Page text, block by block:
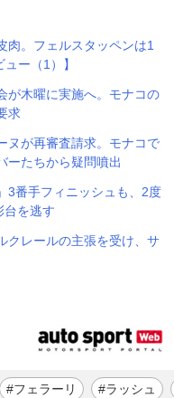
肉。フェルスタッペンは1
ー（1）】
が木曜に実施へ。モナコの
求
ヌが再審査請求。モナコで
ーたちから疑問噴出
3番手フィニッシュも、2度
台を逃す
クレールの主張を受け、サ
#フェラーリ #ラッシュ